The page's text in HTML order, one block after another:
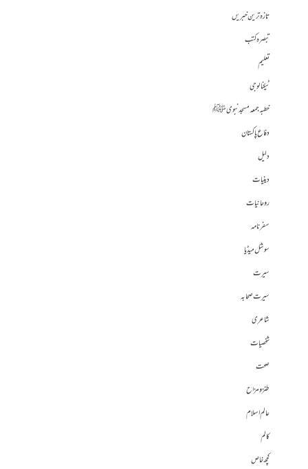
تازہ ترین خبریں
تبصرہ کتب
تعلیم
ٹیکنالوجی
خطبہ جمعہ مسجد نبوی ﷺ
دفاع پاکستان
دلیل
دینیات
روحانیات
سفرنامہ
سوشل میڈیا
سیرت
سیرت صحابہ
شاعری
شخصیات
صحت
طنز و مزاح
عالم اسلام
کالم
کچھ خاص